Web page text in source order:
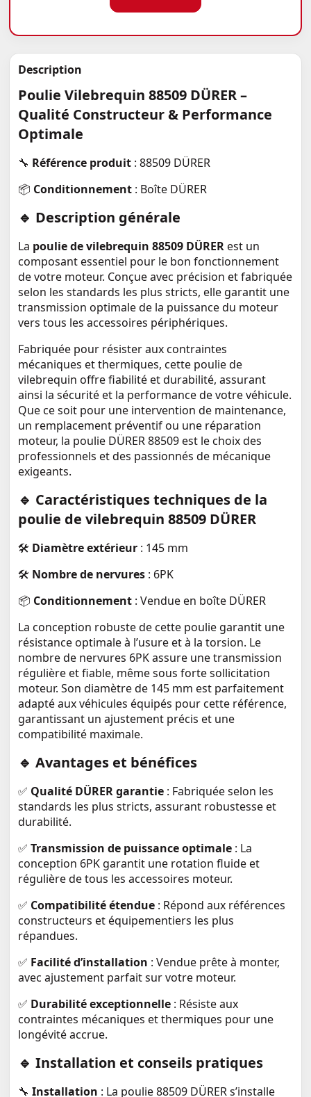
Description
Poulie Vilebrequin 88509 DÜRER –
Qualité Constructeur & Performance
Optimale
🔧 Référence produit : 88509 DÜRER
📦 Conditionnement : Boîte DÜRER
🔹 Description générale
La poulie de vilebrequin 88509 DÜRERest un
composant essentiel pour le bon fonctionnement
de votre moteur. Conçue avec précision et fabriquée
selon les standards les plus stricts, elle garantit une
transmission optimale de la puissance du moteur
vers tous les accessoires périphériques.
Fabriquée pour résister aux contraintes
mécaniques et thermiques, cette poulie de
vilebrequin offre fiabilité et durabilité, assurant
ainsi la sécurité et la performance de votre véhicule.
Que ce soit pour une intervention de maintenance,
un remplacement préventif ou une réparation
moteur, la poulie DÜRER 88509 est le choix des
professionnels et des passionnés de mécanique
exigeants.
🔹 Caractéristiques techniques de la
poulie de vilebrequin 88509 DÜRER
🛠 Diamètre extérieur : 145 mm
🛠 Nombre de nervures : 6PK
📦 Conditionnement : Vendue en boîte DÜRER
La conception robuste de cette poulie garantit une
résistance optimale à l’usure et à la torsion. Le
nombre de nervures 6PK assure une transmission
régulière et fiable, même sous forte sollicitation
moteur. Son diamètre de 145 mm est parfaitement
adapté aux véhicules équipés pour cette référence,
garantissant un ajustement précis et une
compatibilité maximale.
🔹 Avantages et bénéfices
✅ Qualité DÜRER garantie : Fabriquée selon les
standards les plus stricts, assurant robustesse et
durabilité.
✅Transmission de puissance optimale : La
conception 6PK garantit une rotation fluide et
régulière de tous les accessoires moteur.
✅ Compatibilité étendue : Répond aux références
constructeurs et équipementiers les plus
répandues.
✅ Facilité d’installation : Vendue prête à monter,
avec ajustement parfait sur votre moteur.
✅ Durabilité exceptionnelle : Résiste aux
contraintes mécaniques et thermiques pour une
longévité accrue.
🔹 Installation et conseils pratiques
🔧Installation : La poulie 88509 DÜRER s’installe